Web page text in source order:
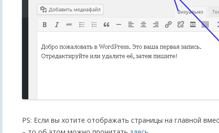
PS: Если вы хотите отображать страницы на главной